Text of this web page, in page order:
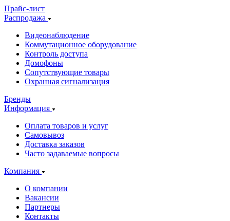
Прайс-лист
Распродажа
Видеонаблюдение
Коммутационное оборудование
Контроль доступа
Домофоны
Сопутствующие товары
Охранная сигнализация
Бренды
Информация
Оплата товаров и услуг
Самовывоз
Доставка заказов
Часто задаваемые вопросы
Компания
О компании
Вакансии
Партнеры
Контакты